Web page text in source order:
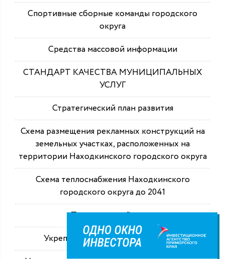
Спортивные сборные команды городского
округа
Средства массовой информации
СТАНДАРТ КАЧЕСТВА МУНИЦИПАЛЬНЫХ
УСЛУГ
Стратегический план развития
Схема размещения рекламных конструкций на
земельных участках, расположенных на
территории Находкинского городского округа
Схема теплоснабжения Находкинского
городского округа до 2041
Туристический налог
Укрепление здоровья работающих